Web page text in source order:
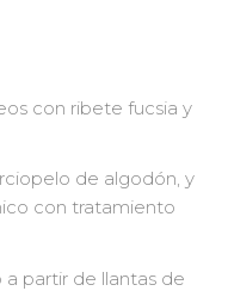
con ribete fucsia y
de algodón, y
con tratamiento
partir de llantas de